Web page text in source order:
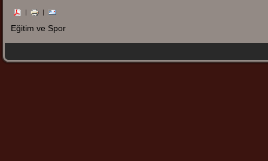
| |
Eğitim ve Spor